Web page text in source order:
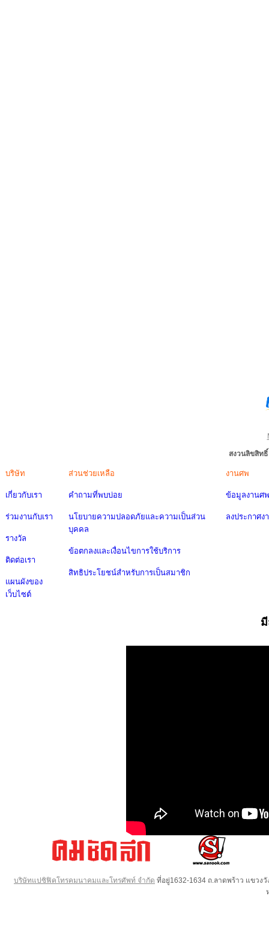
สงวนลิขสิท
บริษัท
เกี่ยวกับเรา
ร่วมงานกับเรา
รางวัล
ติดต่อเรา
แผนผังของ
เว็บไซต์
ส่วนช่วยเหลือ
คำถามที่พบบ่อย
นโยบายความปลอดภัยและความเป็นส่วน
บุคคล
ข้อตกลงและเงื่อนไขการใช้บริการ
สิทธิประโยชน์สำหรับการเป็นสมาชิก
งานศพ
ข้อมูลงานศพ
ลงประกาศง
บริษัทแปซิฟิคโทรคมนาคมและโทรศัพท์ จำกัด ที่อยู่1632-1634 ถ.ลาดพร้าว แขวง